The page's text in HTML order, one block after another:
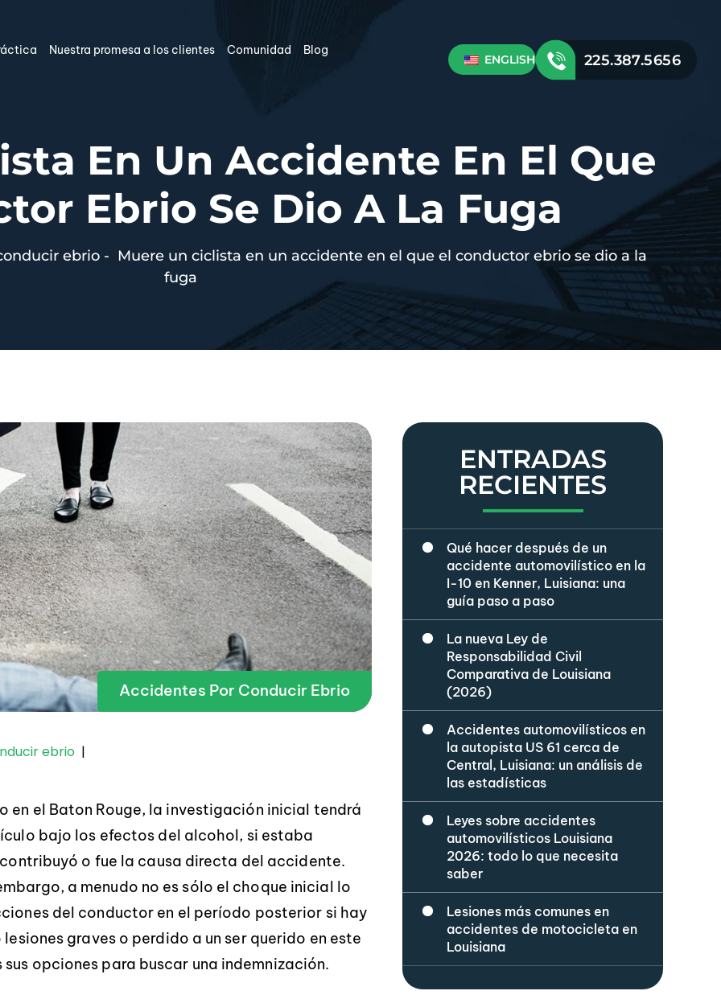
Nuestra promesa a los clientes Comunidad Blog
ENGLISH 225.387.5656
En Un Accidente En El Que
Ebrio Se Dio A La Fuga
ebrio - Muere un ciclista en un accidente en el que el conductor ebrio se dio a la
fuga
Accidentes Por Conducir Ebrio
ebrio |
en el Baton Rouge, la investigación inicial tendrá
bajo los efectos del alcohol, si estaba
o fue la causa directa del accidente.
a menudo no es sólo el choque inicial lo
del conductor en el período posterior si hay
graves o perdido a un ser querido en este
opciones para buscar una indemnización.
ENTRADAS
RECIENTES
Qué hacer después de un
accidente automovilístico en la
I-10 en Kenner, Luisiana: una
guía paso a paso
La nueva Ley de
Responsabilidad Civil
Comparativa de Louisiana
(2026)
Accidentes automovilísticos en
la autopista US 61 cerca de
Central, Luisiana: un análisis de
las estadísticas
Leyes sobre accidentes
automovilísticos Louisiana
2026: todo lo que necesita
saber
Lesiones más comunes en
accidentes de motocicleta en
Louisiana